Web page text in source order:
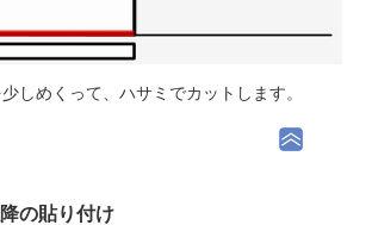
しめくって、ハサミでカットします。
の貼り付け